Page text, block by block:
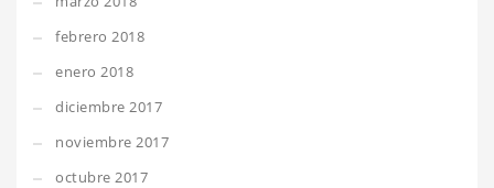
febrero 2018
enero 2018
diciembre 2017
noviembre 2017
octubre 2017